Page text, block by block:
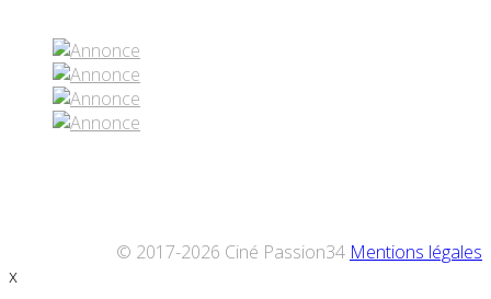
© 2017-2026 Ciné Passion34 Mentions légales
x